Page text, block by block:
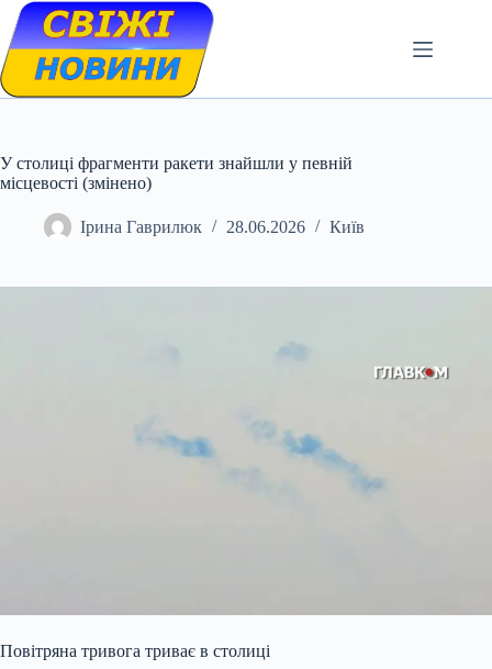
Skip
content
У столиці фрагменти ракети знайшли у певній
місцевості (змінено)
Ірина Гаврилюк 28.06.2026 Київ
Повітряна тривога триває в столиці